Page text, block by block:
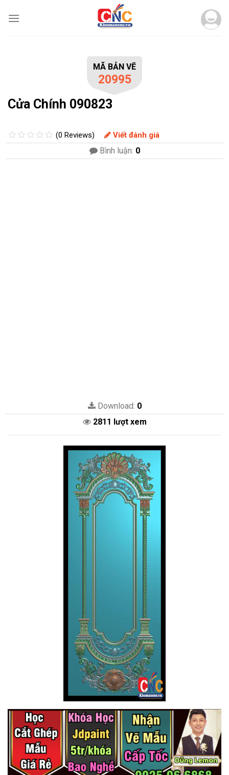
MÃ BẢN VẼ
20995
Cửa Chính 090823
(0 Reviews) Viết đánh giá
Bình luận: 0
Download: 0
2811 lượt xem